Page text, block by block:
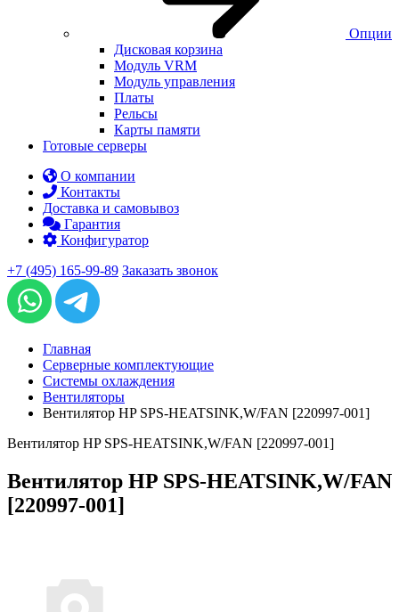
Опции
Дисковая корзина
Модуль VRM
Модуль управления
Платы
Рельсы
Карты памяти
Готовые серверы
О компании
Контакты
Доставка и самовывоз
Гарантия
Конфигуратор
+7 (495) 165-99-89 Заказать звонок
Главная
Серверные комплектующие
Системы охлаждения
Вентиляторы
Вентилятор HP SPS-HEATSINK,W/FAN [220997-001]
Вентилятор HP SPS-HEATSINK,W/FAN [220997-001]
Вентилятор HP SPS-HEATSINK,W/FAN
[220997-001]